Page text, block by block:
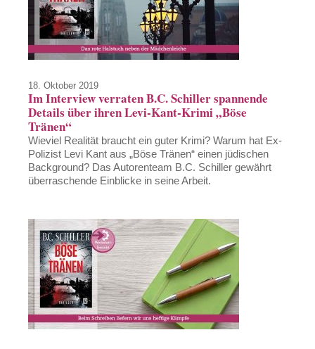
18. Oktober 2019
Im Interview verraten B.C. Schiller spannende
Details über ihren Levi-Kant-Krimi „Böse
Tränen“
Wieviel Realität braucht ein guter Krimi? Warum hat Ex-
Polizist Levi Kant aus „Böse Tränen“ einen jüdischen
Background? Das Autorenteam B.C. Schiller gewährt
überraschende Einblicke in seine Arbeit.